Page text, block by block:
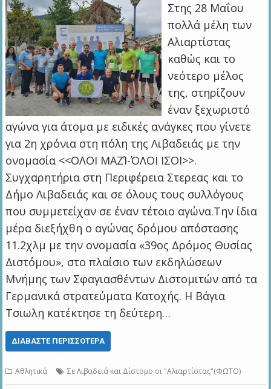
Στης 28 Μαΐου
πολλά μέλη των
Αλιαρτίστας
καθώς και το
νεότερο μέλος
της, στηρίζουν
έναν ξεχωριστό
αγώνα για άτομα με ειδικές ανάγκες που γίνετε
για 2η χρόνια στη πόλη της Λιβαδειάς με την
ονομασία <<ΟΛΟΙ ΜΑΖΊ-ΌΛΟΙ ΙΣΟΙ>>.
Συγχαρητήρια στη Περιφέρεια Στερεας και το
Δήμο Λιβαδειάς και σε όλους τους συλλόγους
που συμμετείχαν σε έναν τέτοιο αγώνα.Την ίδια
μέρα διεξήχθη ο αγώνας δρόμου απόστασης
11.2χλμ με την ονομασία «39ος Δρόμος Θυσίας
Διστόμου», στο πλαίσιο των εκδηλώσεων
Μνήμης των Σφαγιασθέντων Διστομιτών από τα
Γερμανικά στρατεύματα Κατοχής. Η Βάγια
Τσιωλη κατέκτησε τη δεύτερη…
ΔΙΑΒΆΣΤΕ ΠΕΡΙΣΣΌΤΕΡΑ
Αθλητικά Σε Λιβαδειά και Δίστομο οι "Αλιαρτίστας"(ΦΩΤΟ)